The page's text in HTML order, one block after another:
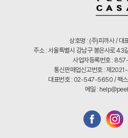
상호명 : (주)피까사 / 대
주소 : 서울특별시 강남구 봉은사로 43
사업자등록번호 :
통신판매업신고번호 : 제
대표번호 : 02-547-5650 / 팩
메일 :